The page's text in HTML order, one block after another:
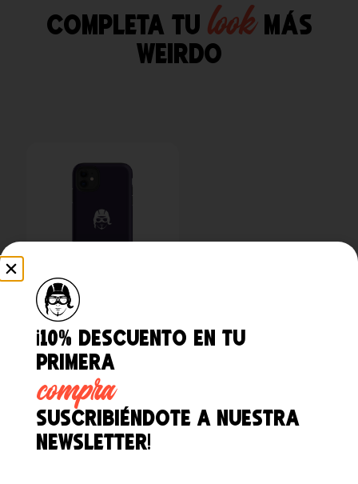
Completa tulook más
weirdo
FUNDA DURA PARA
IPHONE
24,50€ IVA INCLUIDO
Los accesorios más
weirdsde todos tus
¡10% descuento en tu
primera
compra
suscribiéndote a nuestra
newsletter!